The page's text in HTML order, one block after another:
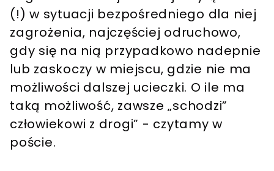
(!) w sytuacji bezpośredniego dla niej
zagrożenia, najczęściej odruchowo,
gdy się na nią przypadkowo nadepnie
lub zaskoczy w miejscu, gdzie nie ma
możliwości dalszej ucieczki. O ile ma
taką możliwość, zawsze „schodzi”
człowiekowi z drogi” - czytamy w
poście.